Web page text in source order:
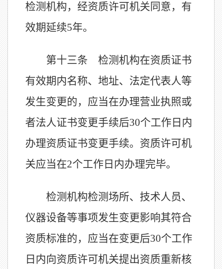
检测机构，经资质许可机关同意，有
效期延续5年。
第十三条 检测机构在资质证书
有效期内名称、地址、法定代表人等
发生变更的，应当在办理营业执照或
者法人证书变更手续后30个工作日内
办理资质证书变更手续。资质许可机
关应当在2个工作日内办理完毕。
检测机构检测场所、技术人员、
仪器设备等事项发生变更影响其符合
资质标准的，应当在变更后30个工作
日内向资质许可机关提出资质重新核